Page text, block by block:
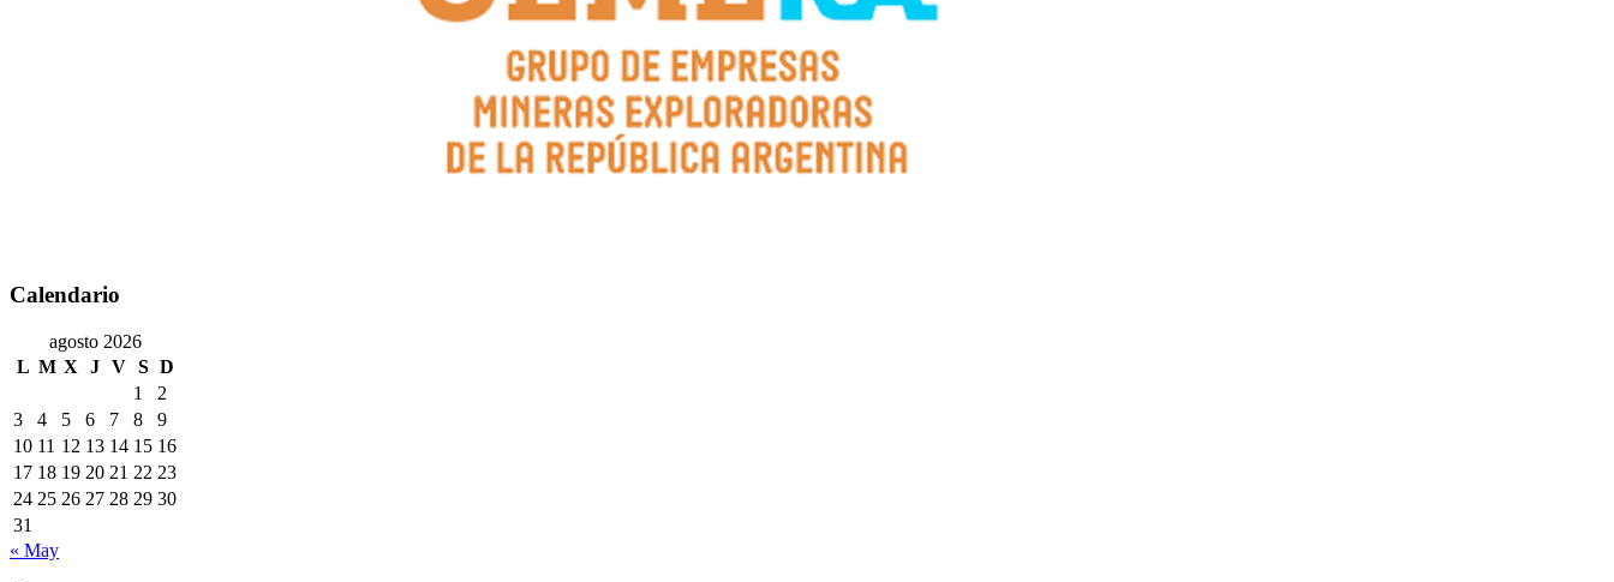
Calendario
agosto 2026
L M X J V S D
1
2
3
4 5 6 7 8
9
10 11 12 13 14 15 16
17 18 19 20 21 22 23
24 25 26 27 28 29 30
31
« May